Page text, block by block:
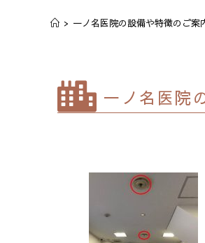
> 一ノ名医院の設備や特徴のご案
一ノ名医院